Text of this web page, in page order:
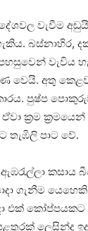
වැවීම
බස්‌නාහිර,
වැවිය
වෙයි. අතු
පුෂ්ප
ක්‍රම
තැඹිලි පාට වේ.
කසාය
ගැනීම
එක්‌ කෝප්පයකට
ලෙසින්ද